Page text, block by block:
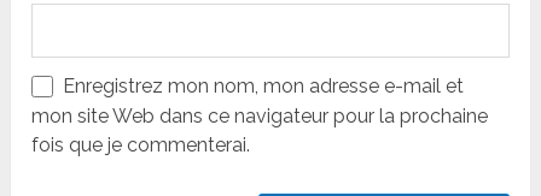
Enregistrez mon nom, mon adresse e-mail et
mon site Web dans ce navigateur pour la prochaine
fois que je commenterai.